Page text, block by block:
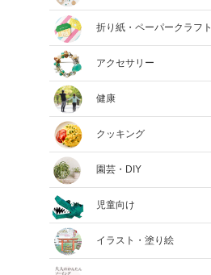
折り紙・ペーパークラフト
アクセサリー
健康
クッキング
園芸・DIY
児童向け
イラスト・塗り絵